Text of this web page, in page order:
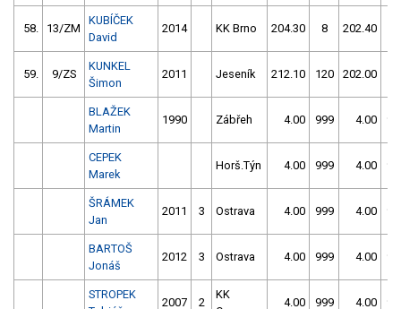
58. 13/ZM
KUBÍČEK
David
2014 KK Brno 204.30 8 202.40
59. 9/ZS
KUNKEL
Šimon
2011 Jeseník 212.10 120 202.00
BLAŽEK
Martin
1990 Zábřeh 4.00 999 4.00
CEPEK
Marek
Horš.Týn 4.00 999 4.00
ŠRÁMEK
Jan
2011 3 Ostrava 4.00 999 4.00
BARTOŠ
Jonáš
2012 3 Ostrava 4.00 999 4.00
STROPEK
2007 2
KK
4.00 999 4.00